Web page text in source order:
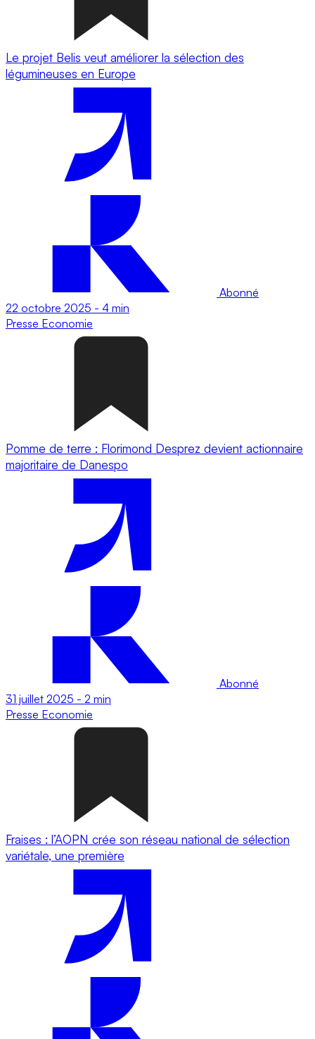
Le projet Belis veut améliorer la sélection des
légumineuses en Europe
Abonné
22 octobre 2025 - 4 min
Presse Economie
Pomme de terre : Florimond Desprez devient actionnaire
majoritaire de Danespo
Abonné
31 juillet 2025 - 2 min
Presse Economie
Fraises : l’AOPN crée son réseau national de sélection
variétale, une première